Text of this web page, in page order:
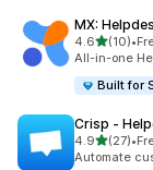
MX:
4.6별 5개 중
(10)
총 리뷰 10개
•
All-in-one
Built for
Crisp ‑
4.9별 5개 중
(27)
총 리뷰 27개
•
Automate